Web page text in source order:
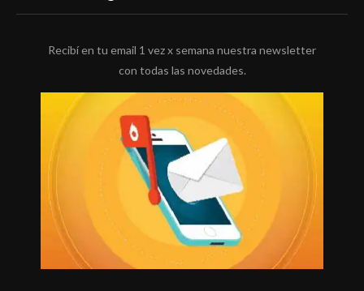
Recibí en tu email 1 vez x semana nuestra newsletter
con todas las novedades.